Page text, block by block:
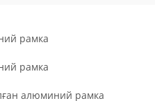
рамка
рамка
алюминий рамка